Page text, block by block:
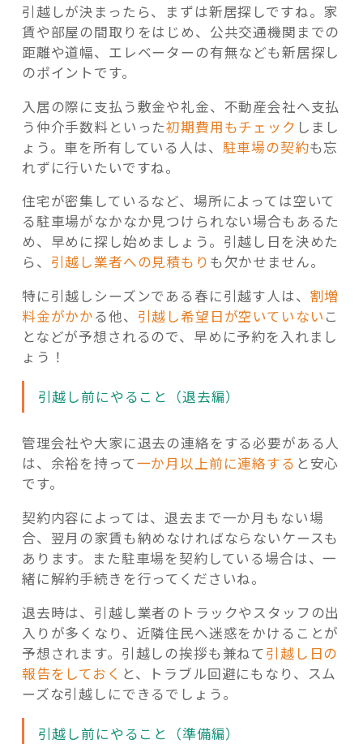
引越しが決まったら、まずは新居探しですね。家
賃や部屋の間取りをはじめ、公共交通機関までの
距離や道幅、エレベーターの有無なども新居探し
のポイントです。
入居の際に支払う敷金や礼金、不動産会社へ支払
う仲介手数料といった初期費用もチェック しまし
ょう。車を所有している人は、 駐車場の契約も忘
れずに行いたいですね。
住宅が密集しているなど、場所によっては空いて
る駐車場がなかなか見つけられない場合もあるた
め、早めに探し始めましょう。引越し日を決めた
ら、 引越し業者への見積もり も欠かせません。
特に引越しシーズンである春に引越す人は、 割増
料金がかかる他、 引越し希望日が空いていない こ
となどが予想されるので、早めに予約を入れまし
ょう！
引越し前にやること（退去編）
管理会社や大家に退去の連絡をする必要がある人
は、余裕を持って一か月以上前に連絡する と安心
です。
契約内容によっては、退去まで一か月もない場
合、翌月の家賃も納めなければならないケースも
あります。また駐車場を契約している場合は、一
緒に解約手続きを行ってくださいね。
退去時は、引越し業者のトラックやスタッフの出
入りが多くなり、近隣住民へ迷惑をかけることが
予想されます。引越しの挨拶も兼ねて引越し日の
報告をしておく と、トラブル回避にもなり、スム
ーズな引越しにできるでしょう。
引越し前にやること（準備編）